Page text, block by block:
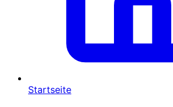
Startseite